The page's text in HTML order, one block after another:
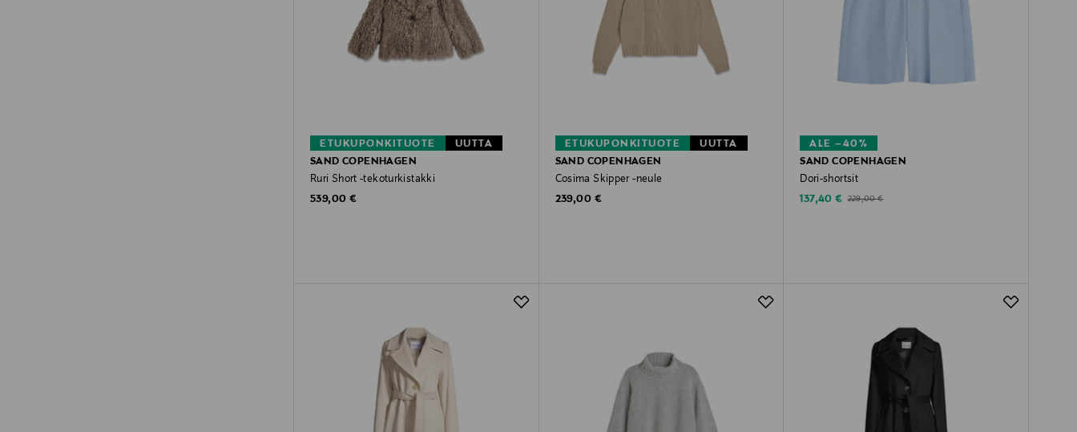
ETUKUPONKITUOTE
UUTTA
SAND COPENHAGEN
Ruri Short -tekoturkistakki
Original Price
539,00 €
ETUKUPONKITUOTE
UUTTA
SAND COPENHAGEN
Cosima Skipper -neule
Original Price
239,00 €
ALE –40%
SAND COPENHAGEN
Dori-shortsit
Discounted Price
137,40 € Original Price
229,00 €